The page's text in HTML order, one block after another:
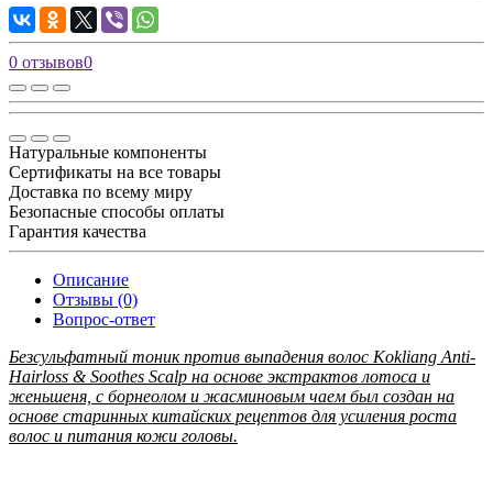
0 отзывов0
Натуральные компоненты
Сертификаты на все товары
Доставка по всему миру
Безопасные способы оплаты
Гарантия качества
Описание
Отзывы (0)
Вопрос-ответ
Безсульфатный тоник против выпадения волос Kokliang Anti-
Hairloss & Soothes Scalp на основе экстрактов лотоса и
женьшеня, с борнеолом и жасминовым чаем был создан на
основе старинных китайских рецептов для усиления роста
волос и питания кожи головы.